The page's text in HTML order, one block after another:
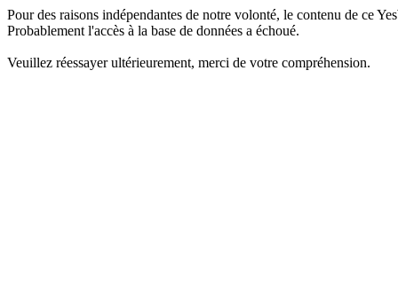
Pour des raisons indépendantes de notre volonté, le contenu de ce
Probablement l'accès à la base de données a échoué.
Veuillez réessayer ultérieurement, merci de votre compréhension.